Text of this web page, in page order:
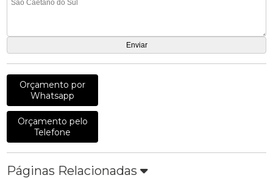
Orçamento por
Whatsapp
Orçamento pelo
Telefone
Páginas Relacionadas